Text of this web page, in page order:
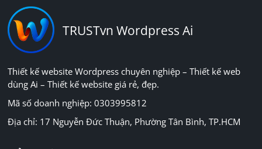
TRUSTvn Wordpress Ai
Thiết kế website Wordpress chuyên nghiệp – Thiết kế web
dùng Ai – Thiết kế website giá rẻ, đẹp.
Mã số doanh nghiệp: 0303995812
Địa chỉ: 17 Nguyễn Đức Thuận, Phường Tân Bình, TP.HCM